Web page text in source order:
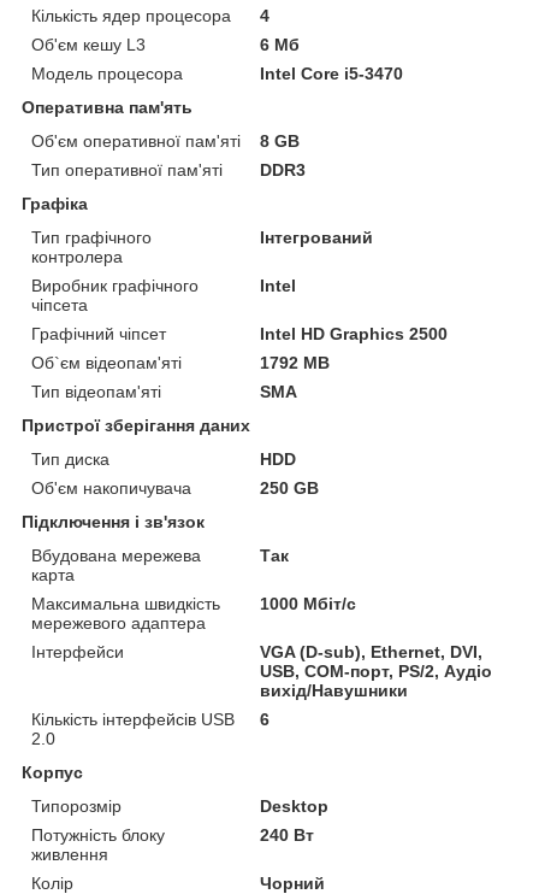
Кількість ядер процесора
4
Об'єм кешу L3
6 Мб
Модель процесора
Intel Core i5-3470
Оперативна пам'ять
Об'єм оперативної пам'яті
8 GB
Тип оперативної пам'яті
DDR3
Графіка
Тип графічного
контролера
Інтегрований
Виробник графічного
чіпсета
Intel
Графічний чіпсет
Intel HD Graphics 2500
Об`єм відеопам'яті
1792 MB
Тип відеопам'яті
SMA
Пристрої зберігання даних
Тип диска
HDD
Об'єм накопичувача
250 GB
Підключення і зв'язок
Вбудована мережева
карта
Так
Максимальна швидкість
мережевого адаптера
1000 Мбіт/с
Інтерфейси
VGA (D-sub), Ethernet, DVI,
USB, COM-порт, PS/2, Аудіо
вихід/Навушники
Кількість інтерфейсів USB
2.0
6
Корпус
Типорозмір
Desktop
Потужність блоку
живлення
240 Вт
Колір
Чорний